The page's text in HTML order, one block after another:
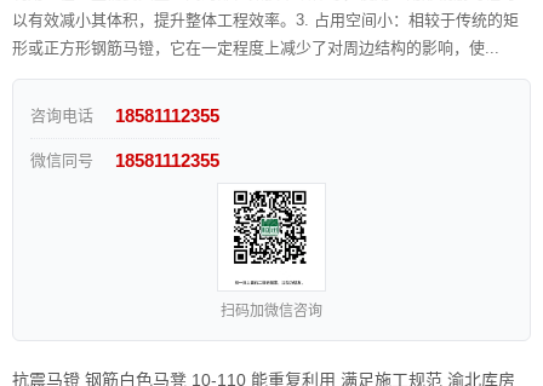
以有效减小其体积，提升整体工程效率。3. 占用空间小：相较于传统的矩
形或正方形钢筋马镫，它在一定程度上减少了对周边结构的影响，使...
咨询电话 18581112355
微信同号 18581112355
扫码加微信咨询
抗震马镫 钢筋白色马凳 10-110 能重复利用 满足施工规范 渝北库房